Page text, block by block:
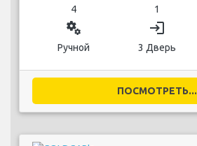
4 1
miscellaneous_services
Ручной
login
3 Дверь
ПОСМОТРЕТЬ...